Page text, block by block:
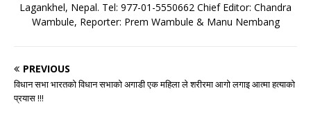
Lagankhel, Nepal. Tel: 977-01-5550662 Chief Editor: Chandra
Wambule, Reporter: Prem Wambule & Manu Nembang
PREVIOUS
विधान सभा भारतको विधान सभाको अगाडी एक महिला ले शरीरमा आगो लगाइ आत्मा हत्याको
प्रयास !!!